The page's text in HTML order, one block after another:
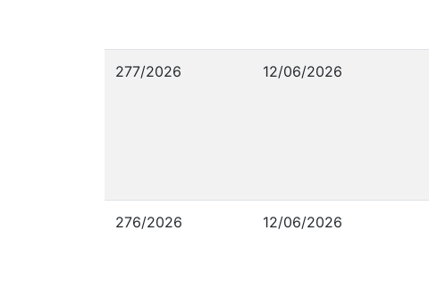
277/2026 12/06/2026
276/2026 12/06/2026